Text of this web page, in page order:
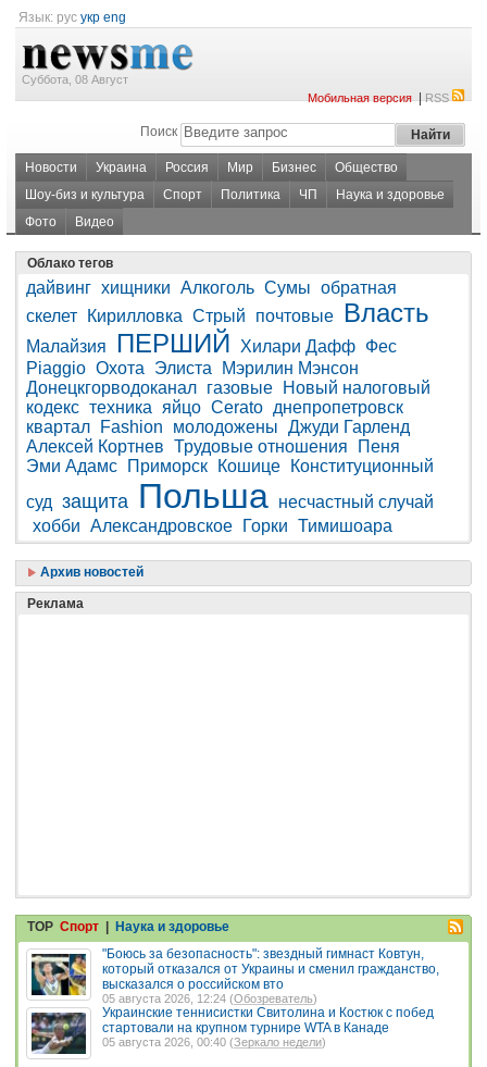
Язык: рус укр eng
Суббота, 08 Август
Мобильная версия|RSS
Поиск
Новости Украина Россия Мир Бизнес
Общество
Шоу-биз и культура
Спорт Политика ЧП
Наука и здоровье
Фото
Видео
Облако тегов
дайвинг хищники Алкоголь Сумы обратная
скелет
Кирилловка Стрый почтовые Власть
Малайзия ПЕРШИЙ Хилари Дафф Фес
Piaggio Охота Элиста
Мэрилин Мэнсон
Донецкгорводоканал газовые
Новый налоговый
кодекс техника яйцо Cerato днепропетровск
квартал
Fashion молодожены Джуди Гарленд
Алексей Кортнев Трудовые отношения
Пеня
Эми Адамс
Приморск Кошице
Конституционный
суд защита Польша несчастный случай
хобби Александровское Горки Тимишоара
Архив новостей
Реклама
TOP Спорт
Наука и здоровье
"Боюсь за безопасность": звездный гимнаст Ковтун,
который отказался от Украины и сменил гражданство,
высказался о российском вто
05 августа 2026, 12:24 (Обозреватель)
Украинские теннисистки Свитолина и Костюк с побед
стартовали на крупном турнире WTA в Канаде
05 августа 2026, 00:40 (Зеркало недели)